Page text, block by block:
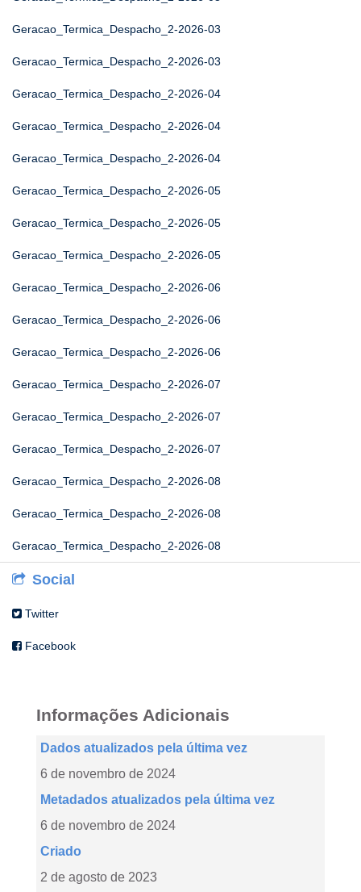
Geracao_Termica_Despacho_2-2026-03
Geracao_Termica_Despacho_2-2026-03
Geracao_Termica_Despacho_2-2026-04
Geracao_Termica_Despacho_2-2026-04
Geracao_Termica_Despacho_2-2026-04
Geracao_Termica_Despacho_2-2026-05
Geracao_Termica_Despacho_2-2026-05
Geracao_Termica_Despacho_2-2026-05
Geracao_Termica_Despacho_2-2026-06
Geracao_Termica_Despacho_2-2026-06
Geracao_Termica_Despacho_2-2026-06
Geracao_Termica_Despacho_2-2026-07
Geracao_Termica_Despacho_2-2026-07
Geracao_Termica_Despacho_2-2026-07
Geracao_Termica_Despacho_2-2026-08
Geracao_Termica_Despacho_2-2026-08
Geracao_Termica_Despacho_2-2026-08
Social
Twitter
Facebook
Informações Adicionais
Dados atualizados pela última vez
6 de novembro de 2024
Metadados atualizados pela última vez
6 de novembro de 2024
Criado
2 de agosto de 2023